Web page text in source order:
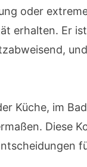
oder
erhalten. Er
Küche, im
Diese